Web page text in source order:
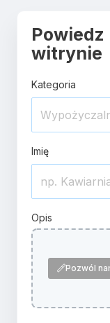
Powiedz
witrynie
Kategoria
Imię
Opis
Pozwól